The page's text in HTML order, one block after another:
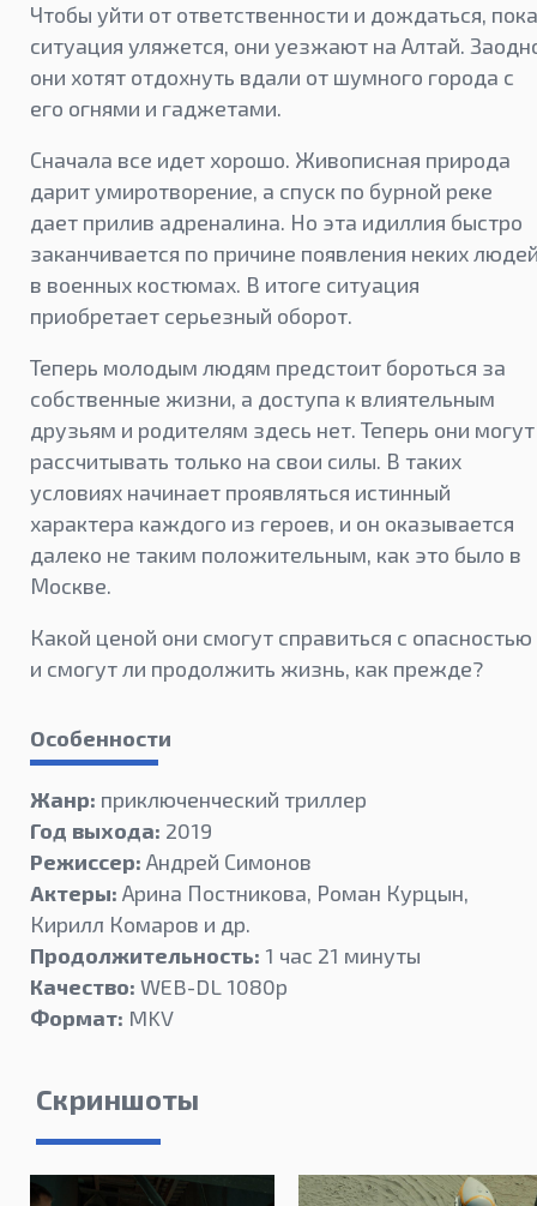
Чтобы уйти от ответственности и дождаться, пока
ситуация уляжется, они уезжают на Алтай.
они хотят отдохнуть вдали от шумного города с
его огнями и гаджетами.
Сначала все идет хорошо. Живописная природа
дарит умиротворение, а спуск по бурной реке
дает прилив адреналина. Но эта идиллия быстро
заканчивается по причине появления неких
в военных костюмах. В итоге ситуация
приобретает серьезный оборот.
Теперь молодым людям предстоит бороться за
собственные жизни, а доступа к влиятельным
друзьям и родителям здесь нет. Теперь они могут
рассчитывать только на свои силы. В таких
условиях начинает проявляться истинный
характера каждого из героев, и он оказывается
далеко не таким положительным, как это было в
Москве.
Какой ценой они смогут справиться с опасностью
и смогут ли продолжить жизнь, как прежде?
Особенности
Жанр: приключенческий триллер
Год выхода: 2019
Режиссер: Андрей Симонов
Актеры: Арина Постникова, Роман Курцын,
Кирилл Комаров и др.
Продолжительность: 1 час 21 минуты
Качество: WEB-DL 1080p
Формат: MKV
Скриншоты